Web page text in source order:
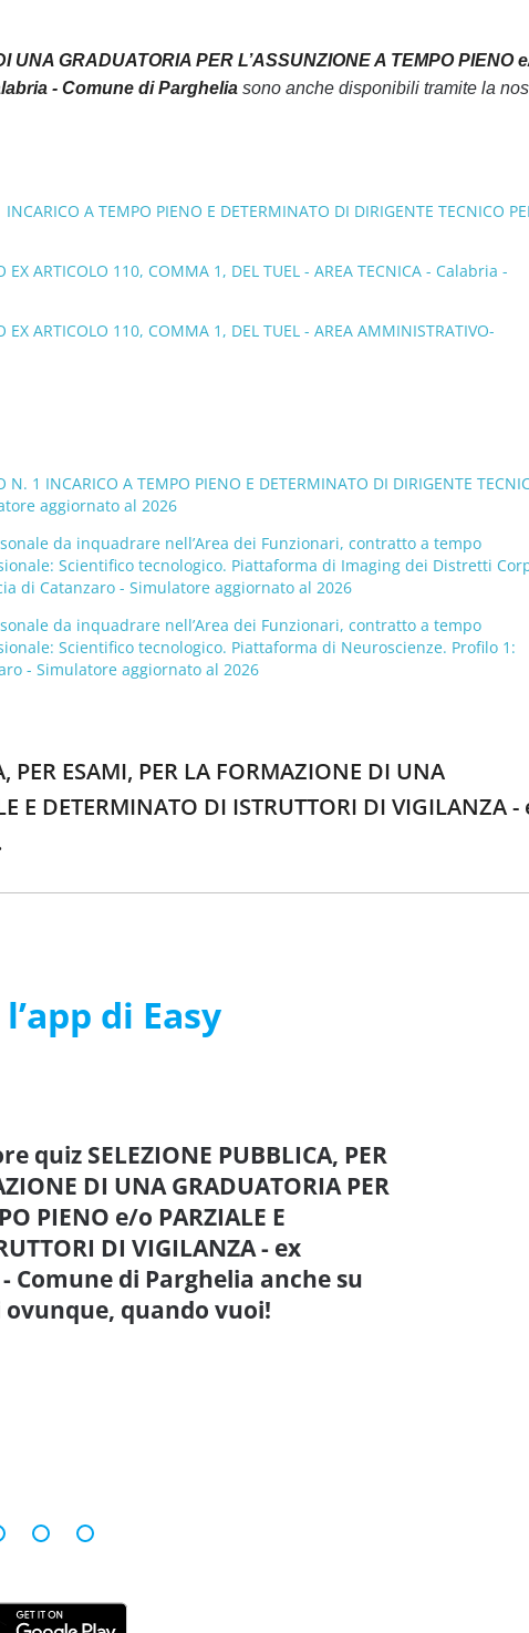
GRADUATORIA PER L’ASSUNZIONE A TEMPO PIENO
- Comune di Pargheliasono anche disponibili tramite la
A TEMPO PIENO E DETERMINATO DI DIRIGENTE TECNICO
EX ARTICOLO 110, COMMA 1, DEL TUEL - AREA TECNICA - Calabria -
EX ARTICOLO 110, COMMA 1, DEL TUEL - AREA AMMINISTRATIVO-
1 INCARICO A TEMPO PIENO E DETERMINATO DI DIRIGENTE
aggiornato al 2026
da inquadrare nell’Area dei Funzionari, contratto a tempo
Scientifico tecnologico. Piattaforma di Imaging dei Distretti
di Catanzaro - Simulatore aggiornato al 2026
da inquadrare nell’Area dei Funzionari, contratto a tempo
Scientifico tecnologico. Piattaforma di Neuroscienze. Profilo 1:
- Simulatore aggiornato al 2026
ESAMI, PER LA FORMAZIONE DI UNA
E DETERMINATO DI ISTRUTTORI DI VIGILANZA -
di Easy
quiz SELEZIONE PUBBLICA, PER
DI UNA GRADUATORIA PER
PIENO e/o PARZIALE E
DI VIGILANZA - ex
Comune di Parghelia anche su
quando vuoi!